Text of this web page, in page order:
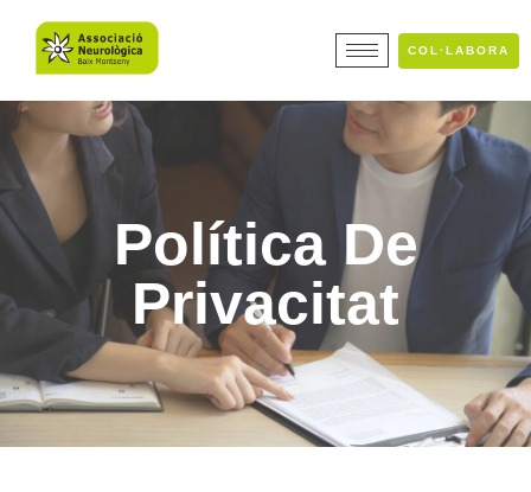
COL·LABORA
Política De
Privacitat